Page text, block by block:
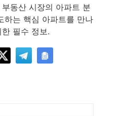
동산 시장의 아파트 분
하는 핵심 아파트를 만나
필수 정보.